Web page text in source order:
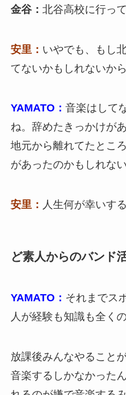
金谷： 北谷高校に行っ
安里： いやでも、もし
てないかもしれないから
YAMATO： 音楽はして
ね。辞めたきっかけが
地元から離れてたとこ
があったのかもしれない
安里： 人生何が幸いす
ど素人からのバンド
YAMATO： それまでス
人が経験も知識も全く
放課後みんなやること
音楽するしかなかった